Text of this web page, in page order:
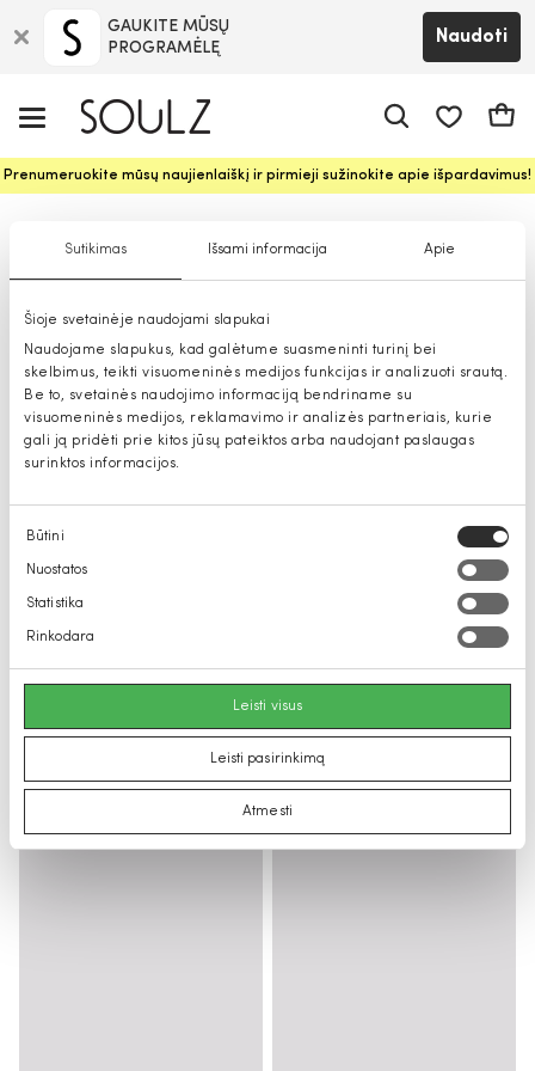
Sutikimas Išsami informacija Apie
Šioje svetainėje naudojami slapukai
Naudojame slapukus, kad galėtume suasmeninti turinį bei
skelbimus, teikti visuomeninės medijos funkcijas ir analizuoti srautą.
Be to, svetainės naudojimo informaciją bendriname su
visuomeninės medijos, reklamavimo ir analizės partneriais, kurie
gali ją pridėti prie kitos jūsų pateiktos arba naudojant paslaugas
surinktos informacijos.
Sutikimo
pasirinkimas
Būtini
Nuostatos
Statistika
Rinkodara
Leisti visus
Leisti pasirinkimą
Atmesti
GAUKITE MŪSŲ
PROGRAMĖLĘ
Naudoti
Prenumeruokite mūsų naujienlaiškį ir pirmieji sužinokite apie išpardavimus!
Ilgaauliai batai moterims